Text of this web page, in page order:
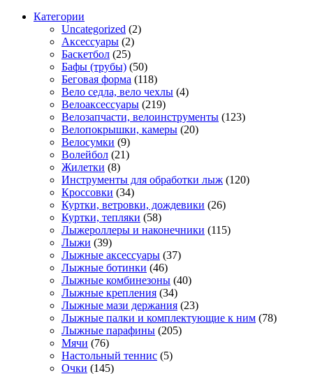
Категории
Uncategorized (2)
Аксессуары (2)
Баскетбол (25)
Бафы (трубы) (50)
Беговая форма (118)
Вело седла, вело чехлы (4)
Велоаксессуары (219)
Велозапчасти, велоинструменты (123)
Велопокрышки, камеры (20)
Велосумки (9)
Волейбол (21)
Жилетки (8)
Инструменты для обработки лыж (120)
Кроссовки (34)
Куртки, ветровки, дождевики (26)
Куртки, тепляки (58)
Лыжероллеры и наконечники (115)
Лыжи (39)
Лыжные аксессуары (37)
Лыжные ботинки (46)
Лыжные комбинезоны (40)
Лыжные крепления (34)
Лыжные мази держания (23)
Лыжные палки и комплектующие к ним (78)
Лыжные парафины (205)
Мячи (76)
Настольный теннис (5)
Очки (145)